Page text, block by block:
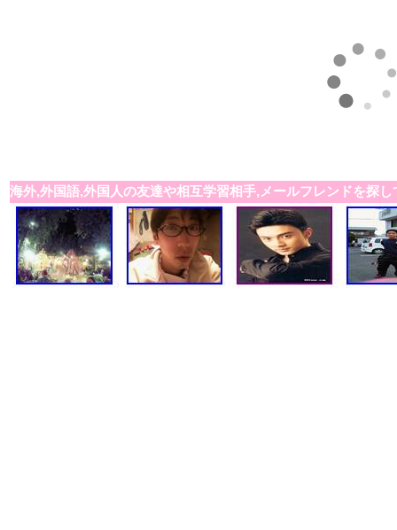
海外,外国語,外国人の友達や相互学習相手,メールフレンドを探し